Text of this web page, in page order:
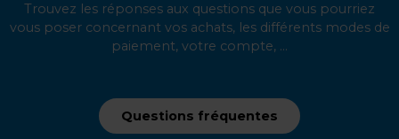
Trouvez les réponses aux questions que vous pourriez
vous poser concernant vos achats, les différents modes de
paiement, votre compte, ...
Questions fréquentes